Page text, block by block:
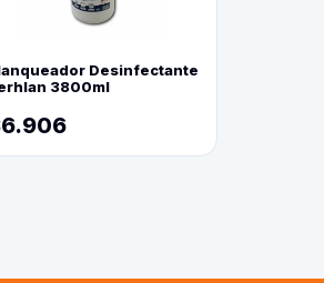
Desinfectante
3800ml